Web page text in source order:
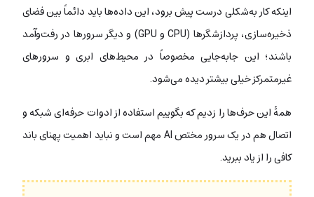
اینکه کار به‌شکلی درست پیش برود، این داده‌ها باید دائماً بین فضای
ذخیره‌سازی، پردازشگرها (CPU و GPU) و دیگر سرورها در رفت‌وآمد
باشند؛ این جابه‌جایی مخصوصاً در محیط‌های ابری و سرورهای
غیرمتمرکز خیلی بیشتر دیده می‌شود.
همۀ این حرف‌ها را زدیم که بگوییم استفاده از ادوات حرفه‌ای شبکه و
اتصال هم در یک سرور مختص AI مهم است و نباید اهمیت پهنای باند
کافی را از یاد ببرید.